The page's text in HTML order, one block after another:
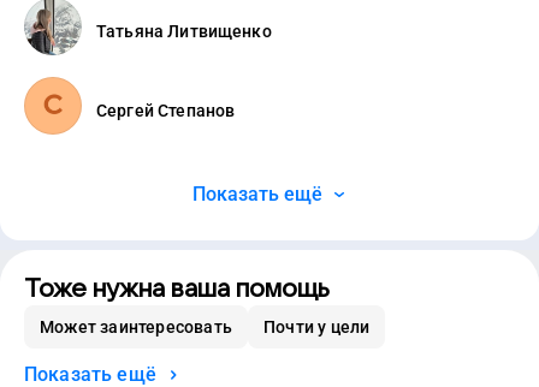
Татьяна Литвищенко
Сергей Степанов
Показать ещё
Тоже нужна ваша помощь
Может заинтересовать Почти у цели
Показать ещё